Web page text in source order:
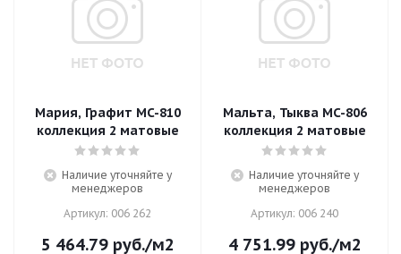
Мария, Графит MC-810
коллекция 2 матовые
Наличие уточняйте у
менеджеров
Артикул: 006 262
5 464.79руб./м2
Мальта, Тыква MC-806
коллекция 2 матовые
Наличие уточняйте у
менеджеров
Артикул: 006 240
4 751.99руб./м2